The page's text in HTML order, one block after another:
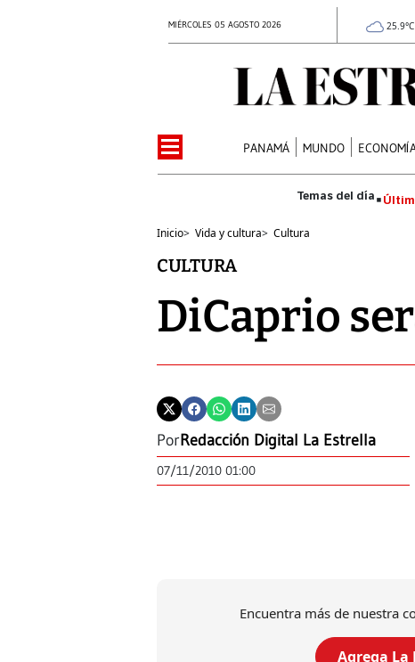
MIÉRCOLES 05 AGOSTO 2026
PANAMÁ MUNDO
Inicio> Vida y cultura> Cultura
CULTURA
DiCaprio
PorRedacción Digital La Estrella
07/11/2010 01:00
Encuentra más de nuestra
Agrega La